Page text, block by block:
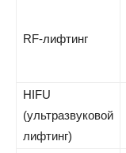
RF-лифтинг
HIFU
(ультразвуковой
лифтинг)